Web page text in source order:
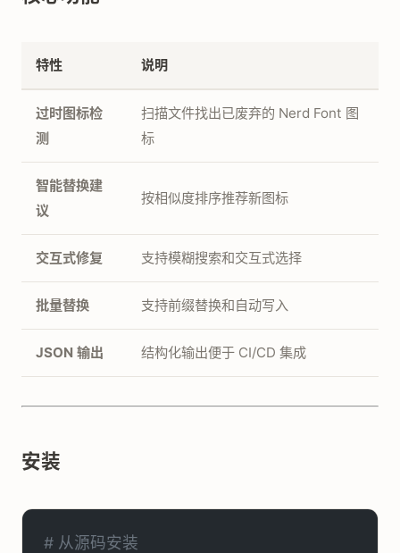
特性 说明
过时图标检
测
扫描文件找出已废弃的 Nerd Font 图
标
智能替换建
议
按相似度排序推荐新图标
交互式修复 支持模糊搜索和交互式选择
批量替换 支持前缀替换和自动写入
JSON 输出 结构化输出便于 CI/CD 集成
安装
# 从源码安装